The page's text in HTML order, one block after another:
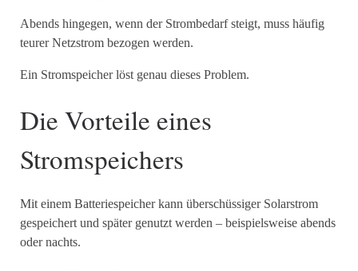
Abends hingegen, wenn der Strombedarf steigt, muss häufig
teurer Netzstrom bezogen werden.
Ein Stromspeicher löst genau dieses Problem.
Die Vorteile eines
Stromspeichers
Mit einem Batteriespeicher kann überschüssiger Solarstrom
gespeichert und später genutzt werden – beispielsweise abends
oder nachts.